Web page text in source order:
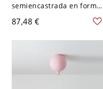
semiencastrada en forma
de cono, pantalla vítrea,
LED/incandescente/fluore
scente, dorada, 1 luz de
87,48 €